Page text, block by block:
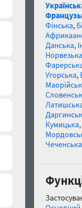
Фінська,
Данська,
Норвезька
Угорська,
Кумицька,
Чеченська